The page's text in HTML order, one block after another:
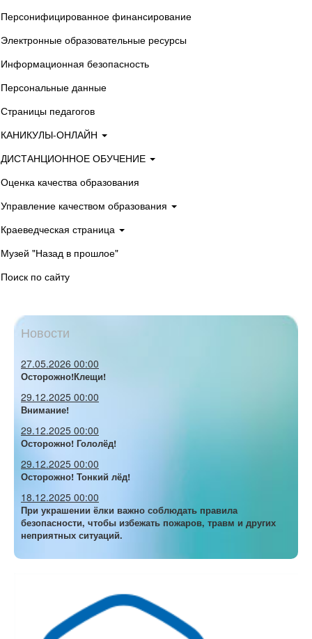
Персонифицированное финансирование
Электронные образовательные ресурсы
Информационная безопасность
Персональные данные
Страницы педагогов
КАНИКУЛЫ-ОНЛАЙН
ДИСТАНЦИОННОЕ ОБУЧЕНИЕ
Оценка качества образования
Управление качеством образования
Краеведческая страница
Музей "Назад в прошлое"
Поиск по сайту
Новости
27.05.2026 00:00
Осторожно!Клещи!
29.12.2025 00:00
Внимание!
29.12.2025 00:00
Осторожно! Гололёд!
29.12.2025 00:00
Осторожно! Тонкий лёд!
18.12.2025 00:00
При украшении ёлки важно соблюдать правила
безопасности, чтобы избежать пожаров, травм и других
неприятных ситуаций.